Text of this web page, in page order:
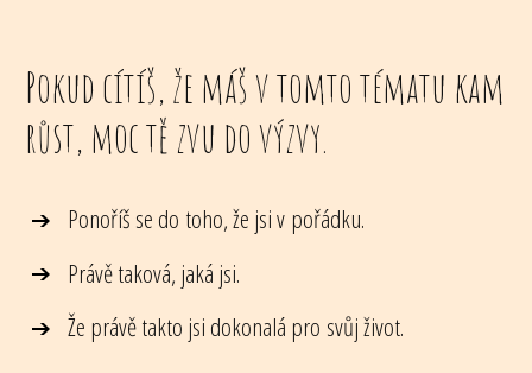
Pokud cítíš, že máš v tomto tématu kam
růst, moc tě zvu do výzvy.
Ponoříš se do toho, že jsi v pořádku.
Právě taková, jaká jsi.
Že právě takto jsi dokonalá pro svůj život.